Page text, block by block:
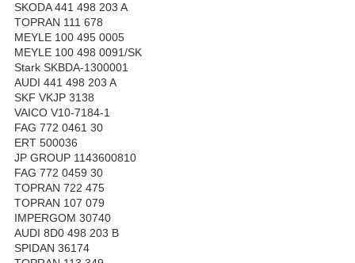
SKODA 441 498 203 A
TOPRAN 111 678
MEYLE 100 495 0005
MEYLE 100 498 0091/SK
Stark SKBDA-1300001
AUDI 441 498 203 A
SKF VKJP 3138
VAICO V10-7184-1
FAG 772 0461 30
ERT 500036
JP GROUP 1143600810
FAG 772 0459 30
TOPRAN 722 475
TOPRAN 107 079
IMPERGOM 30740
AUDI 8D0 498 203 B
SPIDAN 36174